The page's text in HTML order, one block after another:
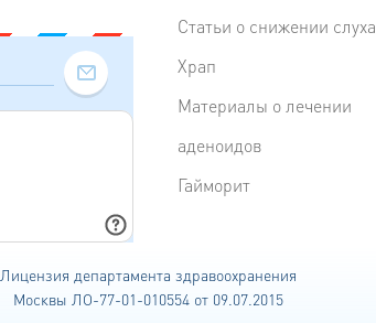
Статьи о снижении слуха
Храп
Материалы о лечении
аденоидов
Гайморит
Лицензия департаментаздравоохранения
Москвы ЛО-77-01-010554 от 09.07.2015